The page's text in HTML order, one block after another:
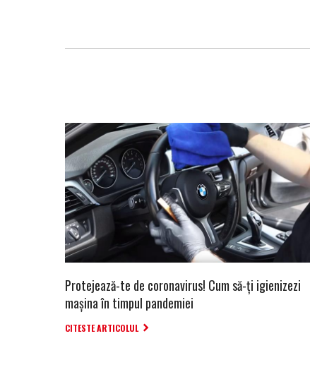
Protejează-te de coronavirus! Cum să-ți igienizezi
mașina în timpul pandemiei
CITESTE ARTICOLUL